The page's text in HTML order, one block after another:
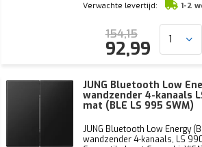
Verwachte levertijd:
1-2
154,15
92,99
JUNG Bluetooth Low
wandzender 4-kanaals
mat (BLE LS 995 SWM)
JUNG Bluetooth Low Energy
wandzender 4-kanaals, LS